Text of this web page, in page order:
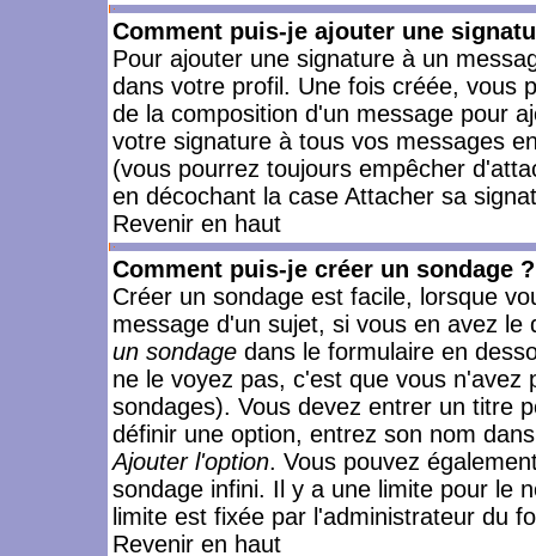
Comment puis-je ajouter une
Pour ajouter une signature à un
dans votre profil. Une fois créée, vous
de la composition d'un message pour
votre signature à tous vos messages
(vous pourrez toujours empêcher
en décochant la case Attacher sa
Revenir en haut
Comment puis-je créer un sondage ?
Créer un sondage est facile, lorsque
message d'un sujet, si vous en avez
un sondage dans le formulaire en
ne le voyez pas, c'est que vous
sondages). Vous devez entrer un titre
définir une option, entrez son nom
Ajouter l'option. Vous pouvez
sondage infini. Il y a une limite pour le
limite est fixée par l'administrateur du
Revenir en haut